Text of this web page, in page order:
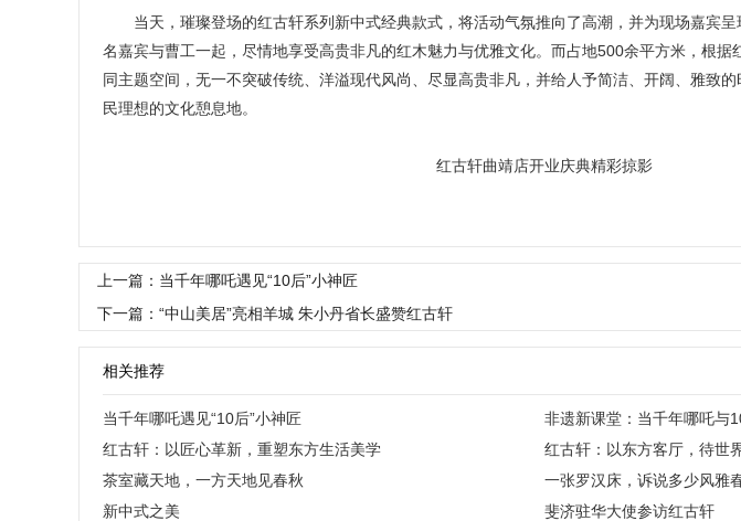
当天，璀璨登场的红古轩系列新中式经典款式，将活动气氛推向了高潮，并为现场嘉宾呈
名嘉宾与曹工一起，尽情地享受高贵非凡的红木魅力与优雅文化。而占地500余平方米，根据
同主题空间，无一不突破传统、洋溢现代风尚、尽显高贵非凡，并给人予简洁、开阔、雅致
民理想的文化憩息地。
红古轩曲靖店开业庆典精彩掠影
上一篇：当千年哪吒遇见“10后”小神匠
下一篇：“中山美居”亮相羊城 朱小丹省长盛赞红古轩
相关推荐
当千年哪吒遇见“10后”小神匠
非遗新课堂：当千年哪吒与
红古轩：以匠心革新，重塑东方生活美学
红古轩：以东方客厅，待世
茶室藏天地，一方天地见春秋
一张罗汉床，诉说多少风雅
新中式之美
斐济驻华大使参访红古轩